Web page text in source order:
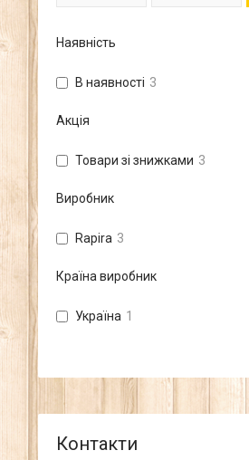
Наявність
В наявності 3
Акція
Товари зі знижками 3
Виробник
Rapira 3
Країна виробник
Україна 1